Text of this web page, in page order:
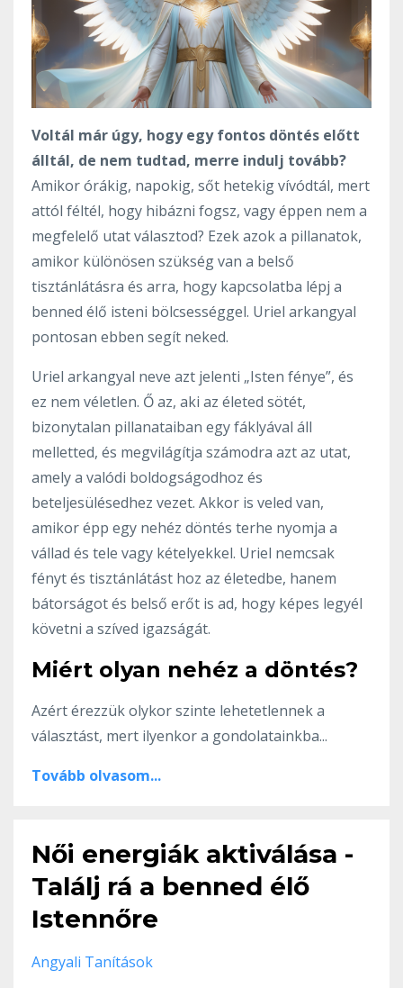
Voltál már úgy, hogy egy fontos döntés előtt
álltál, de nem tudtad, merre indulj tovább?
Amikor órákig, napokig, sőt hetekig vívódtál, mert
attól féltél, hogy hibázni fogsz, vagy éppen nem a
megfelelő utat választod? Ezek azok a pillanatok,
amikor különösen szükség van a belső
tisztánlátásra és arra, hogy kapcsolatba lépj a
benned élő isteni bölcsességgel. Uriel arkangyal
pontosan ebben segít neked.
Uriel arkangyal neve azt jelenti „Isten fénye”, és
ez nem véletlen. Ő az, aki az életed sötét,
bizonytalan pillanataiban egy fáklyával áll
melletted, és megvilágítja számodra azt az utat,
amely a valódi boldogságodhoz és
beteljesülésedhez vezet. Akkor is veled van,
amikor épp egy nehéz döntés terhe nyomja a
vállad és tele vagy kételyekkel. Uriel nemcsak
fényt és tisztánlátást hoz az életedbe, hanem
bátorságot és belső erőt is ad, hogy képes legyél
követni a szíved igazságát.
Miért olyan nehéz a döntés?
Azért érezzük olykor szinte lehetetlennek a
választást, mert ilyenkor a gondolatainkba...
Tovább olvasom...
Női energiák aktiválása -
Találj rá a benned élő
Istennőre
Angyali Tanítások